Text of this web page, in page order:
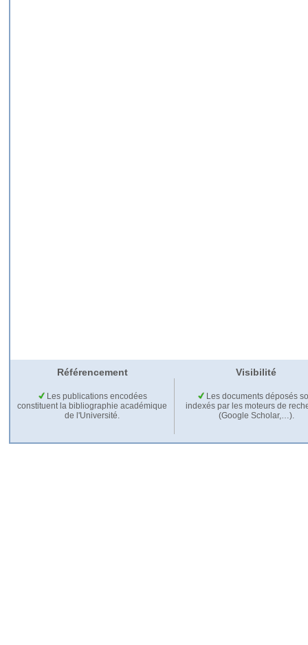
Référencement Visibilité
Les publications encodées
constituent la bibliographie académique
de l'Université.
Les documents déposés
indexés par les moteurs de
(Google Scholar,…).